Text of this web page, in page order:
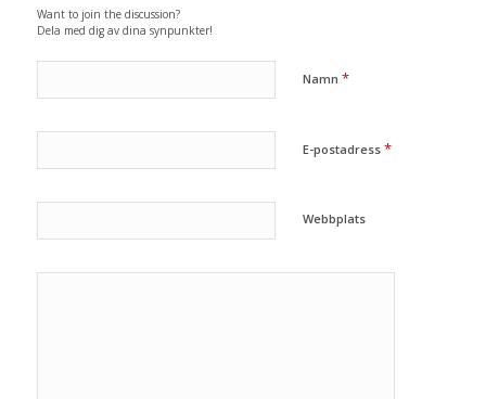
Want to join the discussion?
Dela med dig av dina synpunkter!
Namn *
E-postadress *
Webbplats